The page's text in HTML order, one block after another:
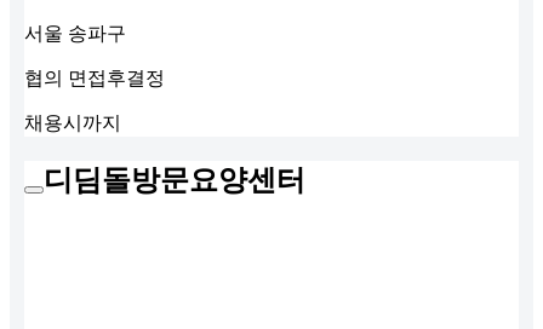
서울 송파구
협의 면접후결정
채용시까지
디딤돌방문요양센터